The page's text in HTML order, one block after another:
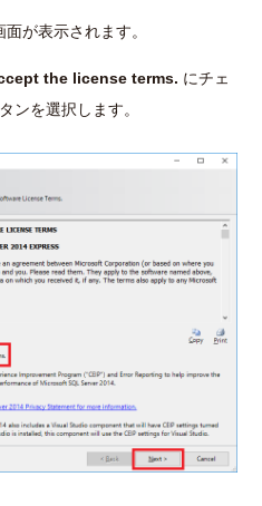
面が表示されます。
the license terms. にチェ
ンを選択します。